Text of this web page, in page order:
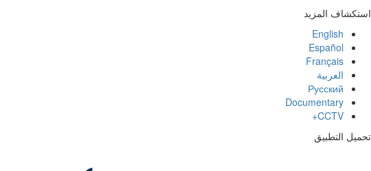
استكشاف المزيد
English
Español
Français
العربية
Русский
Documentary
CCTV+
تحميل التطبيق